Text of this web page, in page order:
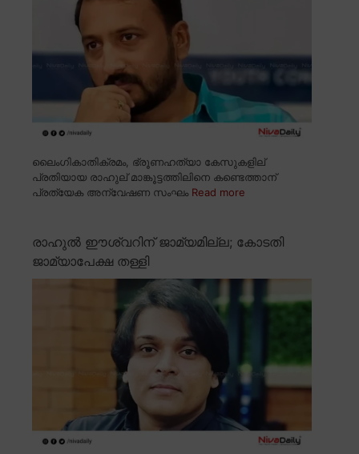
ലൈംഗികാതിക്രമം, ഭ്രൂണഹത്യാ കേസുകളില്
പ്രതിയായ രാഹുല് മാങ്കൂട്ടത്തിലിനെ കണ്ടെത്താന്
പ്രത്യേക അന്വേഷണ സംഘം Read more
രാഹുൽ ഈശ്വറിന് ജാമ്യമില്ല; കോടതി
ജാമ്യാപേക്ഷ തള്ളി